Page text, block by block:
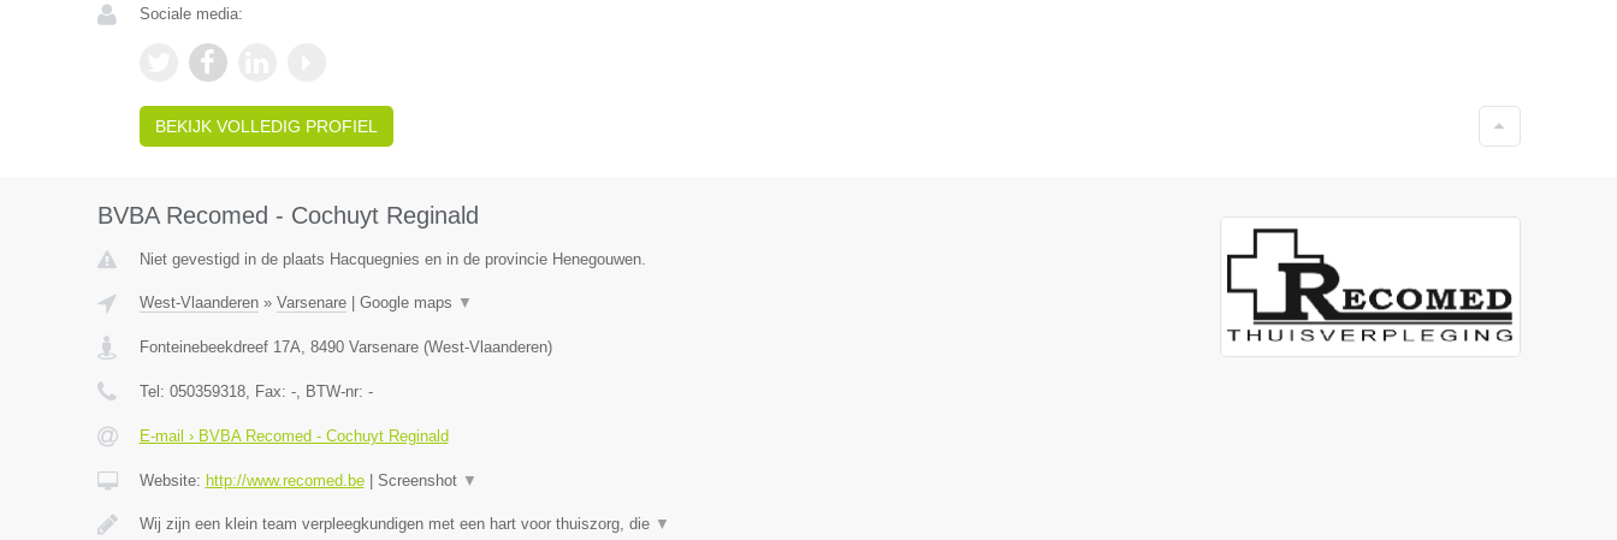
Sociale media:
BEKIJK VOLLEDIG PROFIEL
BVBA Recomed - Cochuyt Reginald
Niet gevestigd in de plaats Hacquegnies en in de provincie Henegouwen.
West-Vlaanderen» Varsenare| Google maps ▼
Fonteinebeekdreef 17A, 8490 Varsenare(West-Vlaanderen)
Tel: 050359318, Fax: -, BTW-nr: -
E-mail › BVBA Recomed - Cochuyt Reginald
Website: http://www.recomed.be| Screenshot ▼
Wij zijn een klein team verpleegkundigen met een hart voor thuiszorg, die ▼